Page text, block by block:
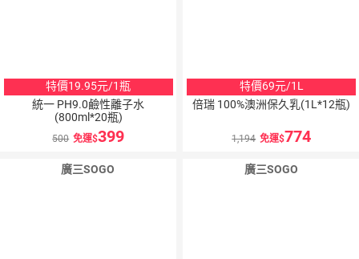
特價19.95元/1瓶
統一 PH9.0鹼性離子水
(800ml*20瓶)
500 免運 399
特價69元/1L
倍瑞 100%澳洲保久乳(1L*12瓶)
1,194 免運 774
廣三SOGO 廣三SOGO